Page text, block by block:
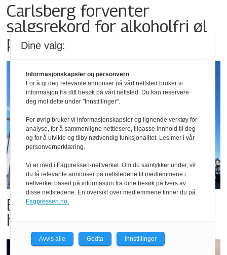
Carlsberg forventer
salgsrekord for alkoholfri øl
på festivaler
Butikktesten: Slitent, men
hyggelig
Dine valg:
Informasjonskapsler og personvern
For å gi deg relevante annonser på vårt nettsted bruker vi
informasjon fra ditt besøk på vårt nettsted. Du kan reservere
deg mot dette under "Innstillinger".
For øvrig bruker vi informasjonskapsler og lignende verktøy for
analyse, for å sammenligne nettlesere, tilpasse innhold til deg
og for å utvikle og tilby nødvendig funksjonalitet. Les mer i vår
personvernerklæring.
Vi er med i Fagpressen-nettverket. Om du samtykker under, vil
du få relevante annonser på nettstedene til medlemmene i
nettverket basert på informasjon fra dine besøk på tvers av
disse nettstedene. En oversikt over medlemmene finner du på
Fagpressen.no.
Avvis alle Godta Innstillinger